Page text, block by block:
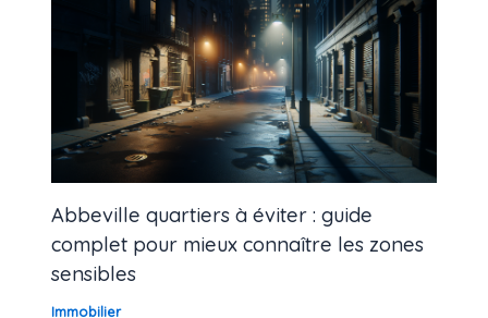
Abbeville quartiers à éviter : guide
complet pour mieux connaître les zones
sensibles
Immobilier